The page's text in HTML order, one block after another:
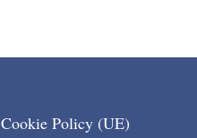
Cookie Policy (UE)